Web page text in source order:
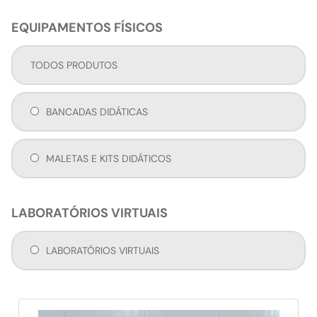
EQUIPAMENTOS FÍSICOS
TODOS PRODUTOS
BANCADAS DIDÁTICAS
MALETAS E KITS DIDÁTICOS
LABORATÓRIOS VIRTUAIS
LABORATÓRIOS VIRTUAIS